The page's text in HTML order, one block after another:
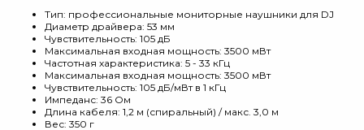
Тип: профессиональные мониторные наушники для DJ
Диаметр драйвера: 53 мм
Чувствительность: 105 дБ
Максимальная входная мощность: 3500 мВт
Частотная характеристика: 5 - 33 кГц
Максимальная входная мощность: 3500 мВт
Чувствительность: 105 дБ/мВт в 1 кГц
Импеданс: 36 Ом
Длина кабеля: 1,2 м (спиральный) / макс. 3,0 м
Вес: 350 г